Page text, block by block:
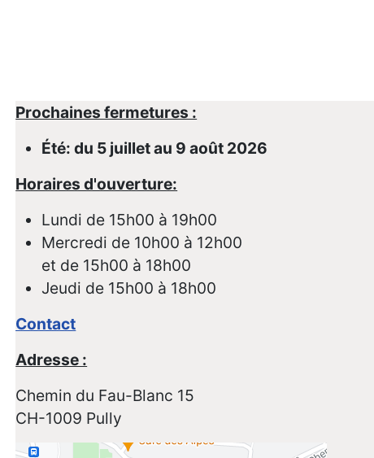
Prochaines fermetures :
Été: du 5 juillet au 9 août 2026
Horaires d'ouverture:
Lundi de 15h00 à 19h00
Mercredi de 10h00 à 12h00
et de 15h00 à 18h00
Jeudi de 15h00 à 18h00
Contact
Adresse :
Chemin du Fau-Blanc 15
CH-1009 Pully